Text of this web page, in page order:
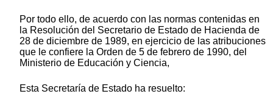
Por todo ello, de acuerdo con las normas contenidas en
la Resolución del Secretario de Estado de Hacienda de
28 de diciembre de 1989, en ejercicio de las atribuciones
que le confiere la Orden de 5 de febrero de 1990, del
Ministerio de Educación y Ciencia,
Esta Secretaría de Estado ha resuelto: